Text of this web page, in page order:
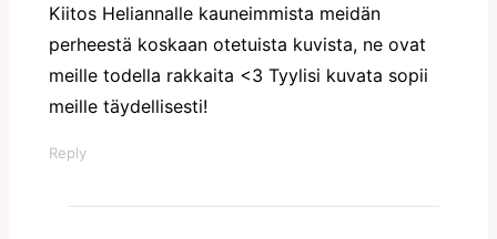
Kiitos Heliannalle kauneimmista meidän
perheestä koskaan otetuista kuvista, ne ovat
meille todella rakkaita <3 Tyylisi kuvata sopii
meille täydellisesti!
Reply